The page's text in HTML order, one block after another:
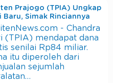
Prajogo (TPIA) Ungkap
Baru, Simak Rinciannya
- Chandra
(TPIA) mendapat dana
senilai Rp84 miliar.
itu diperoleh dari
sejumlah